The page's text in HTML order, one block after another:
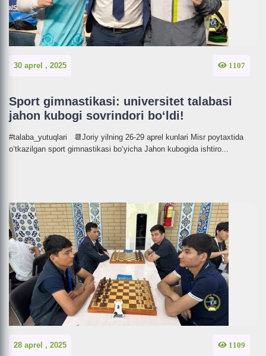
30 aprel , 2025 1107
Sport gimnastikasi: universitet talabasi
jahon kubogi sovrindori bo‘ldi!
#talaba_yutuqlari 📆Joriy yilning 26-29 aprel kunlari Misr poytaxtida
o‘tkazilgan sport gimnastikasi boʻyicha Jahon kubogida ishtiro...
28 aprel , 2025 1109